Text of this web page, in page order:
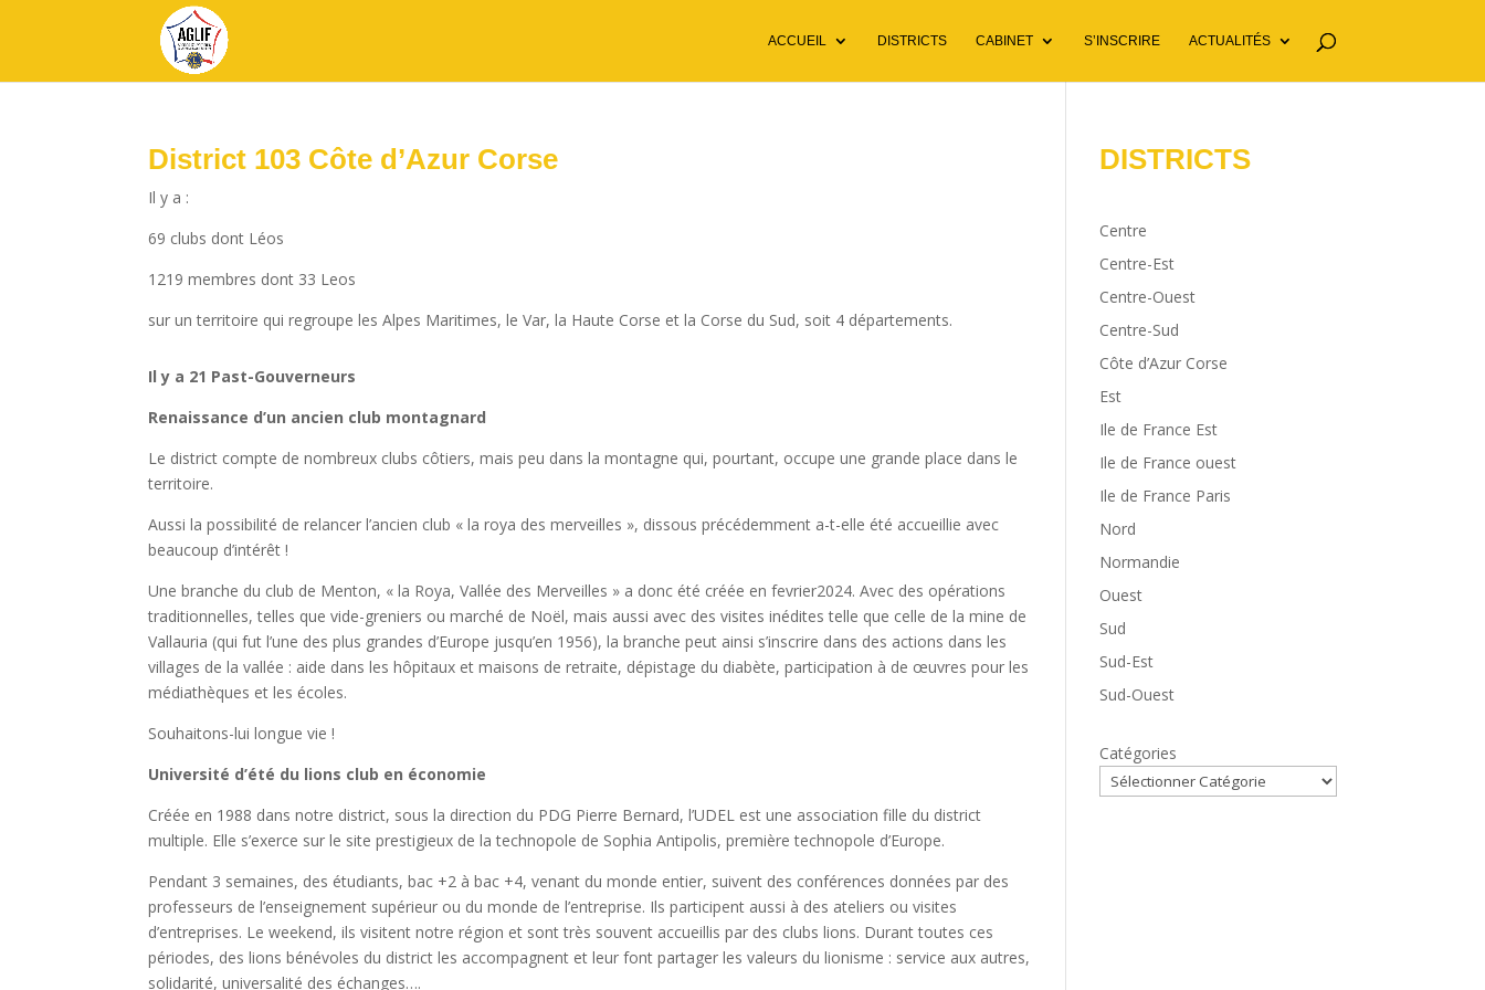
ACCUEIL DISTRICTS CABINET S’INSCRIRE ACTUALITÉS
District 103 Côte d’Azur Corse
Il y a :
69 clubs dont Léos
1219 membres dont 33 Leos
sur un territoire qui regroupe les Alpes Maritimes, le Var, la Haute Corse et la Corse du Sud, soit 4 départements.
Il y a 21 Past-Gouverneurs
Renaissance d’un ancien club montagnard
Le district compte de nombreux clubs côtiers, mais peu dans la montagne qui, pourtant, occupe une grande place dans le
territoire.
Aussi la possibilité de relancer l’ancien club « la roya des merveilles », dissous précédemment a-t-elle été accueillie avec
beaucoup d’intérêt !
Une branche du club de Menton, « la Roya, Vallée des Merveilles » a donc été créée en fevrier2024. Avec des opérations
traditionnelles, telles que vide-greniers ou marché de Noël, mais aussi avec des visites inédites telle que celle de la mine de
Vallauria (qui fut l’une des plus grandes d’Europe jusqu’en 1956), la branche peut ainsi s’inscrire dans des actions dans les
villages de la vallée : aide dans les hôpitaux et maisons de retraite, dépistage du diabète, participation à de œuvres pour les
médiathèques et les écoles.
Souhaitons-lui longue vie !
Université d’été du lions club en économie
Créée en 1988 dans notre district, sous la direction du PDG Pierre Bernard, l’UDEL est une association fille du district
multiple. Elle s’exerce sur le site prestigieux de la technopole de Sophia Antipolis, première technopole d’Europe.
Pendant 3 semaines, des étudiants, bac +2 à bac +4, venant du monde entier, suivent des conférences données par des
professeurs de l’enseignement supérieur ou du monde de l’entreprise. Ils participent aussi à des ateliers ou visites
d’entreprises. Le weekend, ils visitent notre région et sont très souvent accueillis par des clubs lions. Durant toutes ces
périodes, des lions bénévoles du district les accompagnent et leur font partager les valeurs du lionisme : service aux autres,
solidarité, universalité des échanges….
DISTRICTS
Centre
Centre-Est
Centre-Ouest
Centre-Sud
Côte d’Azur Corse
Est
Ile de France Est
Ile de France ouest
Ile de France Paris
Nord
Normandie
Ouest
Sud
Sud-Est
Sud-Ouest
Catégories